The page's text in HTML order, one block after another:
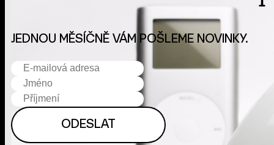
JEDNOU MĚSÍČNĚ VÁM POŠLEME NOVINKY.